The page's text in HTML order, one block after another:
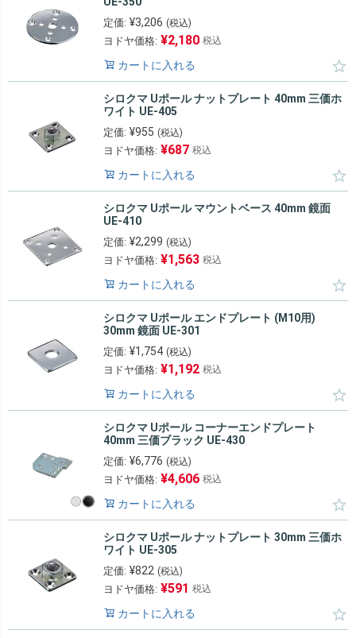
定価: ¥3,206 (税込)
ヨドヤ価格: ¥2,180 税込
カートに入れる
シロクマ Uポール ナットプレート 40mm 三価ホ
ワイト UE-405
定価: ¥955 (税込)
ヨドヤ価格: ¥687 税込
カートに入れる
シロクマ Uポール マウントベース 40mm 鏡面
UE-410
定価: ¥2,299 (税込)
ヨドヤ価格: ¥1,563 税込
カートに入れる
シロクマ Uポール エンドプレート (M10用)
30mm 鏡面 UE-301
定価: ¥1,754 (税込)
ヨドヤ価格: ¥1,192 税込
カートに入れる
シロクマ Uポール コーナーエンドプレート
40mm 三価ブラック UE-430
定価: ¥6,776 (税込)
ヨドヤ価格: ¥4,606 税込
カートに入れる
シロクマ Uポール ナットプレート 30mm 三価ホ
ワイト UE-305
定価: ¥822 (税込)
ヨドヤ価格: ¥591 税込
カートに入れる